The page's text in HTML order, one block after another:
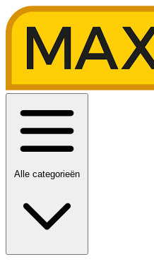
Alle categorieën